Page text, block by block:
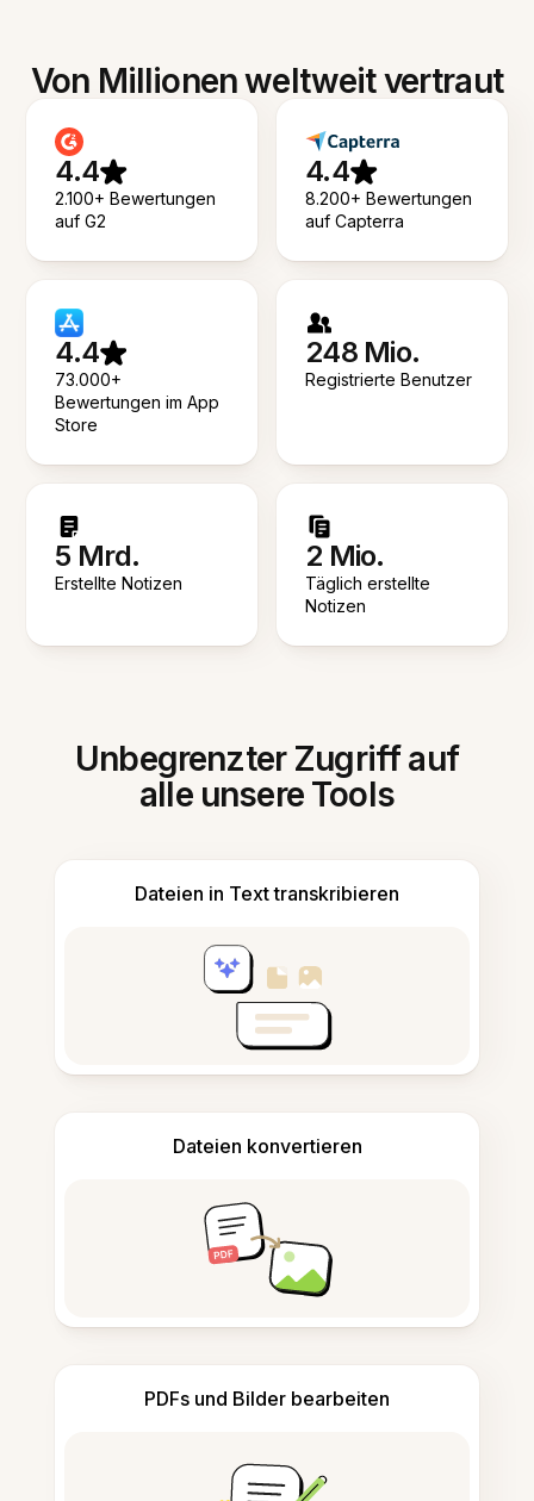
Von Millionen weltweit vertraut
4.4
2.100+ Bewertungen
auf G2
4.4
8.200+ Bewertungen
auf Capterra
4.4
73.000+
Bewertungen im App
Store
248 Mio.
Registrierte Benutzer
5 Mrd.
Erstellte Notizen
2 Mio.
Täglich erstellte
Notizen
Unbegrenzter Zugriff auf
alle unsere Tools
Dateien in Text transkribieren
Dateien konvertieren
PDFs und Bilder bearbeiten